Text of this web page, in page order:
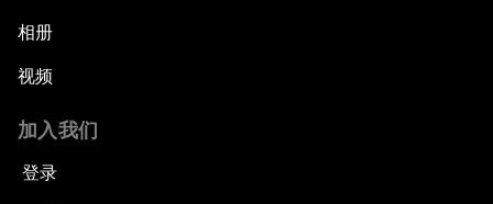
相册
视频
加入我们
登录